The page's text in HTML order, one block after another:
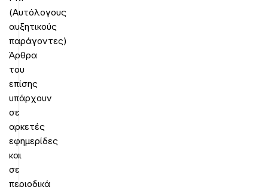
(Αυτόλογους
αυξητικούς
παράγοντες)
Άρθρα
του
επίσης
υπάρχουν
σε
αρκετές
εφημερίδες
και
σε
περιοδικά